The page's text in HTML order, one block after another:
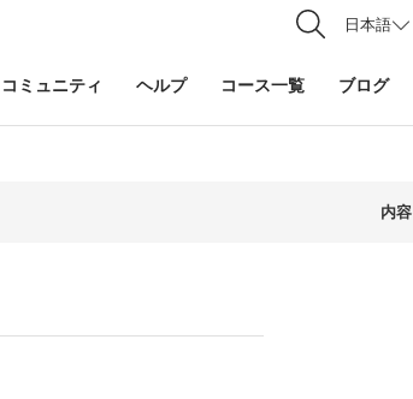
日本語
コミュニティ ヘルプ コース一覧 ブログ
内容